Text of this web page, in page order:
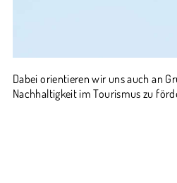
Dabei orientieren wir uns auch an
Nachhaltigkeit im Tourismus zu